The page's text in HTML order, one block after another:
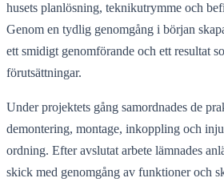
husets planlösning, teknikutrymme och
Genom en tydlig genomgång i början
ett smidigt genomförande och ett resultat
förutsättningar.
Under projektets gång samordnades de
demontering, montage, inkoppling och
ordning. Efter avslutat arbete lämnades
skick med genomgång av funktioner och